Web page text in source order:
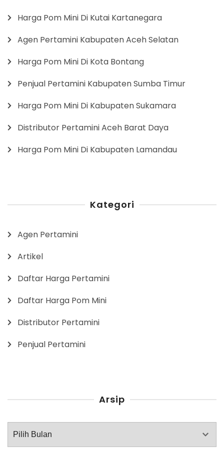
Harga Pom Mini Di Kutai Kartanegara
Agen Pertamini Kabupaten Aceh Selatan
Harga Pom Mini Di Kota Bontang
Penjual Pertamini Kabupaten Sumba Timur
Harga Pom Mini Di Kabupaten Sukamara
Distributor Pertamini Aceh Barat Daya
Harga Pom Mini Di Kabupaten Lamandau
Kategori
Agen Pertamini
Artikel
Daftar Harga Pertamini
Daftar Harga Pom Mini
Distributor Pertamini
Penjual Pertamini
Arsip
Arsip